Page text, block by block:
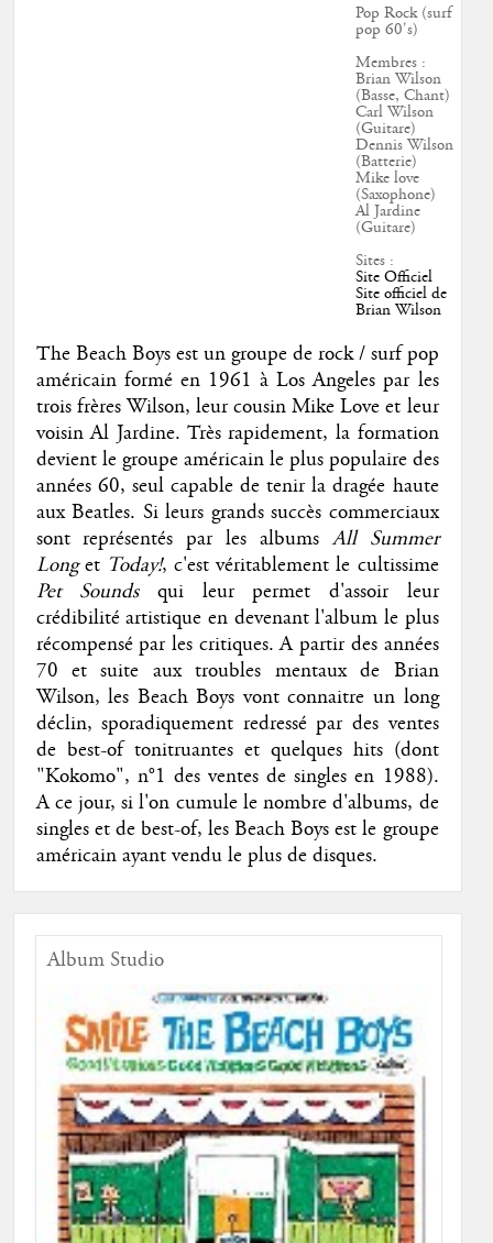
Pop Rock (surf
pop 60's)
Membres :
Brian Wilson
(Basse, Chant)
Carl Wilson
(Guitare)
Dennis Wilson
(Batterie)
Mike love
(Saxophone)
Al Jardine
(Guitare)
Sites :
Site Officiel
Site officiel de
Brian Wilson
The Beach Boys est un groupe de rock / surf pop
américain formé en 1961 à Los Angeles par les
trois frères Wilson, leur cousin Mike Love et leur
voisin Al Jardine. Très rapidement, la formation
devient le groupe américain le plus populaire des
années 60, seul capable de tenir la dragée haute
aux Beatles. Si leurs grands succès commerciaux
sont représentés par les albumsAll Summer
Longet Today!, c'est véritablement le cultissime
Pet Soundsqui leur permet d'assoir leur
crédibilité artistique en devenant l'album le plus
récompensé par les critiques. A partir des années
70 et suite aux troubles mentaux de Brian
Wilson, les Beach Boys vont connaitre un long
déclin, sporadiquement redressé par des ventes
de best-of tonitruantes et quelques hits (dont
"Kokomo", n°1 des ventes de singles en 1988).
A ce jour, si l'on cumule le nombre d'albums, de
singles et de best-of, les Beach Boys est le groupe
américain ayant vendu le plus de disques.
Album Studio